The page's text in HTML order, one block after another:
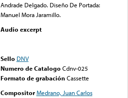
Andrade Delgado. Diseño De Portada:
Manuel Mora Jaramillo.
Audio excerpt
Sello DNV
Numero de Catalogo Cdnv-025
Formato de grabación Cassette
Compositor Medrano, Juan Carlos